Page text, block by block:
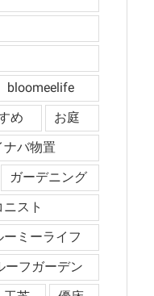
bloomeelife
め
お庭
ナバ物置
ガーデニング
スト
ーミーライフ
ーフガーデン